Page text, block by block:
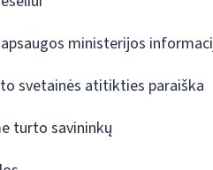
ministerijos
svetainės atitikties paraiška
turto savininkų